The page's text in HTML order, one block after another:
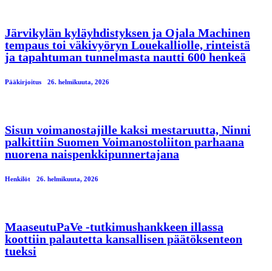
Järvikylän kyläyhdistyksen ja Ojala Machinen
tempaus toi väkivyöryn Louekalliolle, rinteistä
ja tapahtuman tunnelmasta nautti 600 henkeä
Pääkirjoitus 26. helmikuuta, 2026
Sisun voimanostajille kaksi mestaruutta, Ninni
palkittiin Suomen Voimanostoliiton parhaana
nuorena naispenkkipunnertajana
Henkilöt 26. helmikuuta, 2026
MaaseutuPaVe -tutkimushankkeen illassa
koottiin palautetta kansallisen päätöksenteon
tueksi